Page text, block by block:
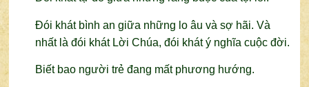
Đói khát bình an giữa những lo âu và sợ hãi. Và
nhất là đói khát Lời Chúa, đói khát ý nghĩa cuộc đời.
Biết bao người trẻ đang mất phương hướng.